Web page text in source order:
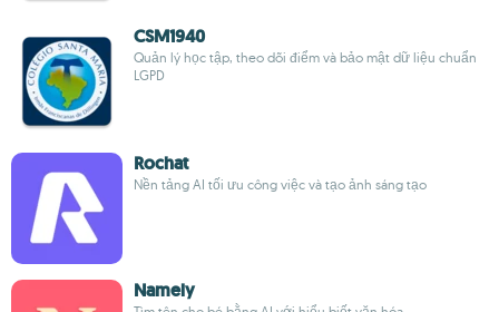
CSM1940
Quản lý học tập, theo dõi điểm và bảo mật dữ liệu chuẩn
LGPD
Rochat
Nền tảng AI tối ưu công việc và tạo ảnh sáng tạo
Namely